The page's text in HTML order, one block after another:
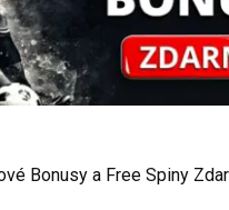
Bonusy a Free Spiny